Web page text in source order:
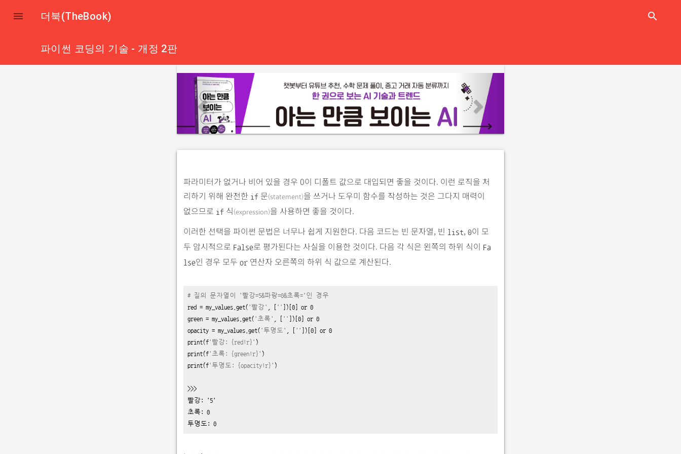
 더북(TheBook) search
파이썬 코딩의 기술 - 개정 2판
p
r
e
v
i
o
s
x
t
파라미터가 없거나 비어 있을 경우 0이 디폴트 값으로 대입되면 좋을 것이다. 이런 로직을 처
리하기 위해 완전한 if 문(statement)을 쓰거나 도우미 함수를 작성하는 것은 그다지 매력이
없으므로 if 식(expression)을 사용하면 좋을 것이다.
이러한 선택을 파이썬 문법은 너무나 쉽게 지원한다. 다음 코드는 빈 문자열, 빈 list, 0이 모
두 암시적으로 False로 평가된다는 사실을 이용한 것이다. 다음 각 식은 왼쪽의 하위 식이 Fa
lse인 경우 모두 or연산자 오른쪽의 하위 식 값으로 계산된다.
# 질의 문자열이 '빨강=5&파랑=0&초록='인 경우
red = my_values.get( '빨강' '' ]) 0] or 0
green = my_values.get( '초록' '' ]) 0] or 0
opacity = my_values.get( '투명도' '' ]) 0] or 0
print(f'빨강 : {red!r}'
print(f'초록 : {green!r}'
print(f'투명도 : {opacity!r}' )
>>>
빨강: '5'
초록: 0
투명도: 0